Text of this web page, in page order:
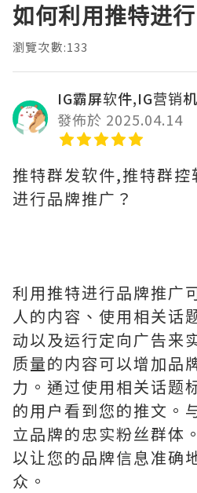
如何利用推特进
瀏覽次數:133
IG霸屏软件,IG营销
發佈於 2025.04.14
推特群发软件,推特群
进行品牌推广？
利用推特进行品牌推广
人的内容、使用相关话
动以及运行定向广告来
质量的内容可以增加品
力。通过使用相关话题
的用户看到您的推文。
立品牌的忠实粉丝群体
以让您的品牌信息准确
众。